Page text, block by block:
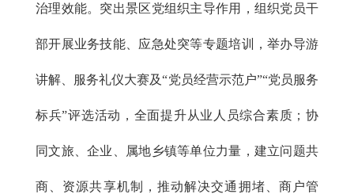
治理效能。突出景区党组织主导作用，组织党员干
部开展业务技能、应急处突等专题培训，举办导游
讲解、服务礼仪大赛及“党员经营示范户”“党员服务
标兵”评选活动，全面提升从业人员综合素质；协
同文旅、企业、属地乡镇等单位力量，建立问题共
商、资源共享机制，推动解决交通拥堵、商户管